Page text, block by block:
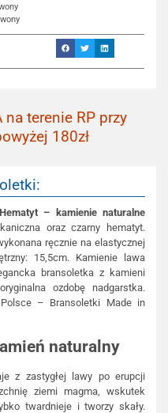
na terenie RP przy
180zł
– kamienie naturalne
oraz czarny hematyt.
ręcznie na elastycznej
15,5cm. Kamienie lawa
bransoletka z kamieni
ozdobę nadgarstka.
– Bransoletki Made in
naturalny
z zastygłej lawy po erupcji
ziemi magma, wskutek
twardnieje i tworzy skały.